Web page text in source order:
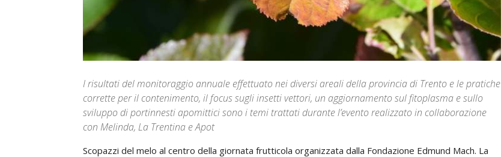
I risultati del monitoraggio annuale effettuato nei diversi areali della provincia di Trento e le pratiche
corrette per il contenimento, il focus sugli insetti vettori, un aggiornamento sul fitoplasma e sullo
sviluppo di portinnesti apomittici sono i temi trattati durante l’evento realizzato in collaborazione
con Melinda, La Trentina e Apot
Scopazzi del melo al centro della giornata frutticola organizzata dalla Fondazione Edmund Mach. La